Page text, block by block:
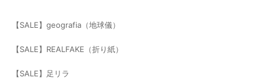
【SALE】geografia（地球儀）
【SALE】REALFAKE（折り紙）
【SALE】足リラ